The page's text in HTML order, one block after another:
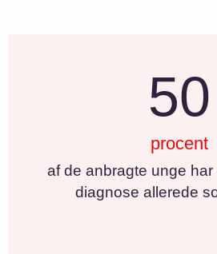
50
procent
af de anbragte unge
diagnose allerede